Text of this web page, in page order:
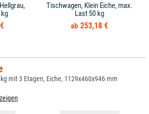
Tischwagen, Klein Eiche, max.
Last 50 kg
253,18 €
mit 3 Etagen, Eiche, 1129x460x946 mm